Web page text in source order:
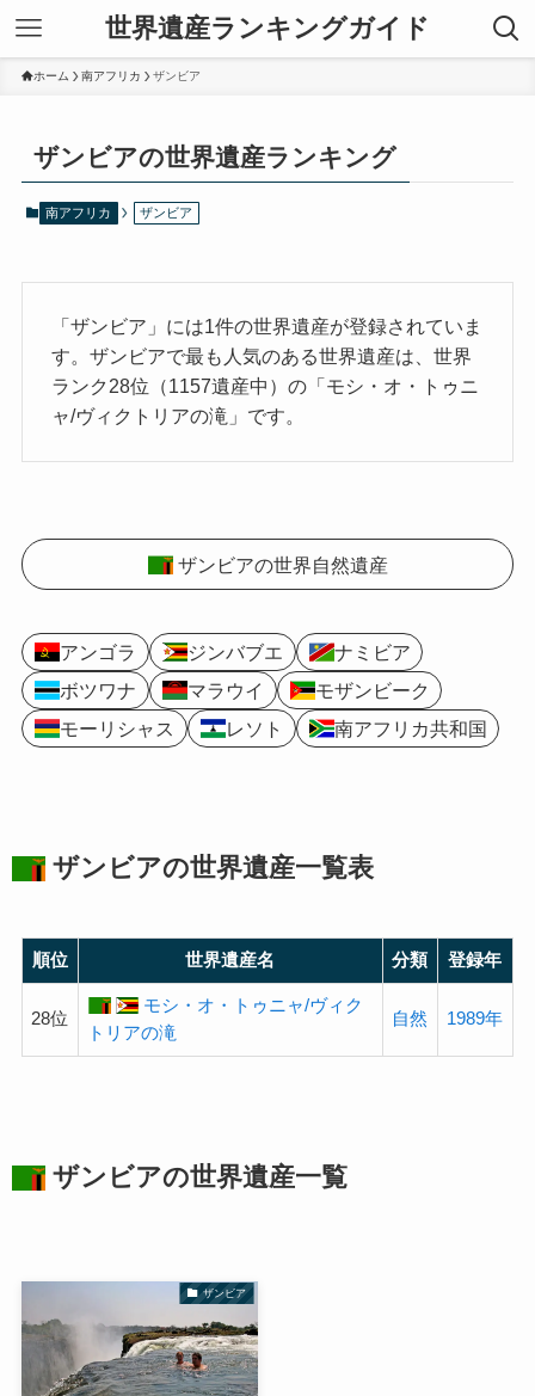
世界遺産ランキングガイド
ホーム 南アフリカ ザンビア
ザンビアの世界遺産ランキング
南アフリカ ザンビア
「ザンビア」には1件の世界遺産が登録されていま
す。ザンビアで最も人気のある世界遺産は、世界
ランク28位（1157遺産中）の「モシ・オ・トゥニ
ャ/ヴィクトリアの滝」です。
ザンビアの世界自然遺産
アンゴラ ジンバブエ
ナミビア
ボツワナ
マラウイ
モザンビーク
モーリシャス
レソト 南アフリカ共和国
ザンビアの世界遺産一覧表
順位 世界遺産名 分類 登録年
28位
モシ・オ・トゥニャ/ヴィク
トリアの滝
自然 1989年
ザンビアの世界遺産一覧
ザンビア